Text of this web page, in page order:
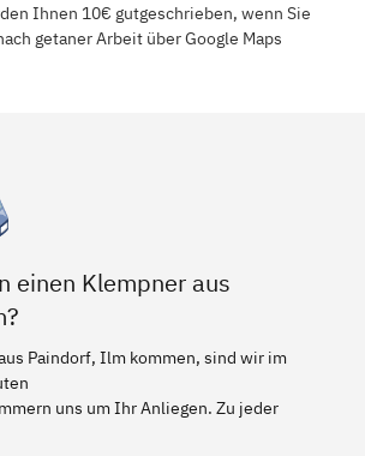
Ihnen 10€ gutgeschrieben, wenn Sie
getaner Arbeit über Google Maps
einen Klempner aus
Paindorf, Ilm kommen, sind wir im
uns um Ihr Anliegen. Zu jeder